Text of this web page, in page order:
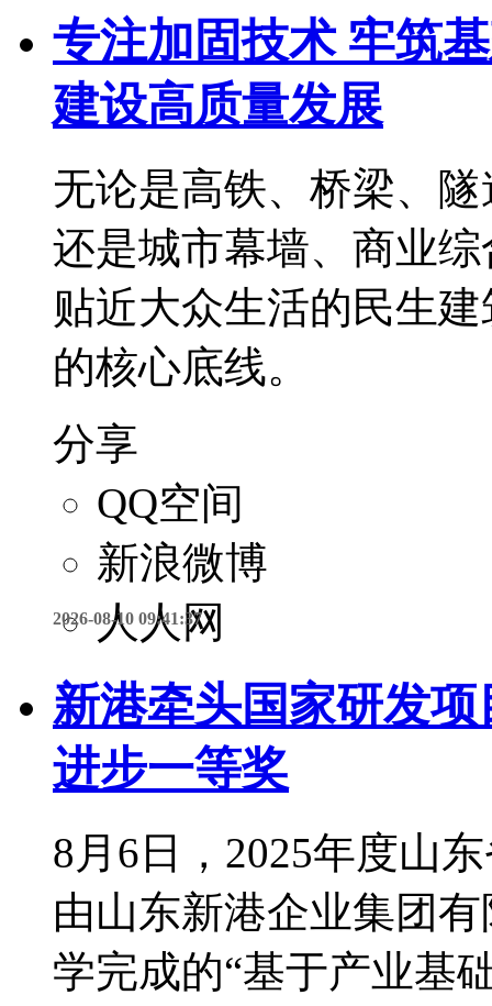
专注加固技术 牢筑
建设高质量发展
无论是高铁、桥梁、
还是城市幕墙、商业
贴近大众生活的民生
的核心底线。
2026-08-10 09:41:37
分享
QQ空间
新浪微博
人人网
新港牵头国家研发
进步一等奖
8月6日，2025年度山
由山东新港企业集团
学完成的“基于产业基